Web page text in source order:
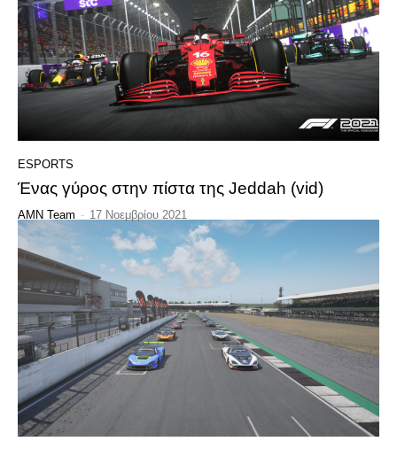
ESPORTS
Ένας γύρος στην πίστα της Jeddah (vid)
AMN Team - 17 Νοεμβρίου 2021